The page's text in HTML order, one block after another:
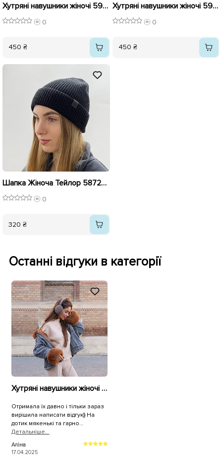
Хутряні навушники жіночі 593324 Сірі блакитні
0
450 ₴
Хутряні навушники жіночі 590767 Сірі
0
450 ₴
Шапка Жіноча Тейлор 587288 Чорна
0
320 ₴
Останні відгуки в категорії
Хутряні навушники жіночі 590769 Коричневі
Отримала їх давно і тільки зараз
вирішила написати відгук)) На
дотик мякенькі та гарно
виглядають і не притискають
сильно ❤️
Детальнiше...
Аліна
17.04.2025